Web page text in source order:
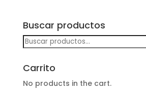
Buscar productos
Buscar
Carrito
No products in the cart.